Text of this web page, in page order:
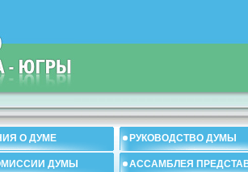
О ДУМЕ РУКОВОДСТВО ДУМЫ
ДУМЫ АССАМБЛЕЯ